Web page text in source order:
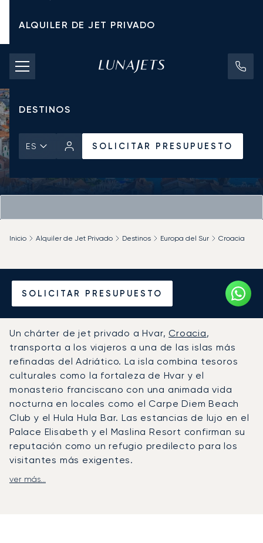
ALQUILER DE JET PRIVADO
TARIFAS DE CHÁRTER
JETS PRIVADOS
DESTINOS
ES SOLICITAR PRESUPUESTO
SOLICITAR PRESUPUESTO
Inicio Alquiler de Jet Privado Destinos Europa del Sur Croacia
Alquile un Jet Privado
desde o hacia Hvar
Un chárter de jet privado a Hvar,Croacia,
transporta a los viajeros a una de las islas más
refinadas del Adriático. La isla combina tesoros
culturales como la fortaleza de Hvar y el
monasterio franciscano con una animada vida
nocturna en locales como el Carpe Diem Beach
Club y el Hula Hula Bar. Las estancias de lujo en el
Palace Elisabeth y el Maslina Resort confirman su
reputación como un refugio predilecto para los
visitantes más exigentes.
LunaJets organiza vuelos privados al
ver más...